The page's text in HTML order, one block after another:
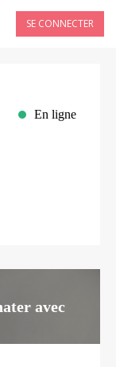
SE CONNECTER
En ligne
avec